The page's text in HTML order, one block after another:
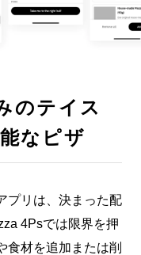
のテイス
なピザ
プリは、決まった配
4Psでは限界を押
食材を追加または削